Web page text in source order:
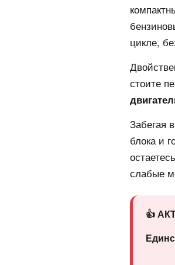
цикле,
стоите
Забегая
блока и
слабые
👍